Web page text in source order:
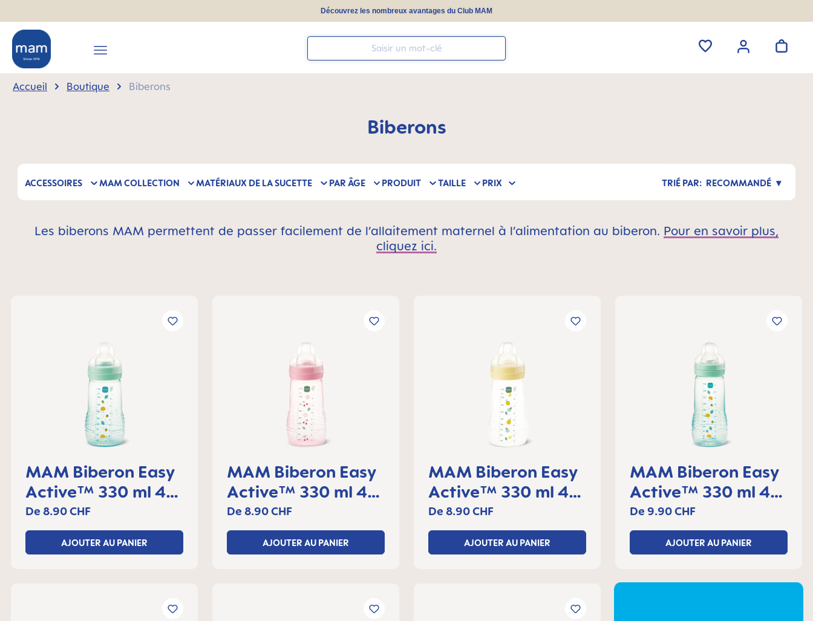
Découvrez les nombreux avantages du Club MAM
Accueil Boutique Biberons
Biberons
ACCESSOIRES MAM COLLECTION MATÉRIAUX DE LA SUCETTE PAR ÂGE PRODUIT TAILLE PRIX RECOMMANDÉ
Les biberons MAM permettent de passer facilement de l’allaitement maternel à l’alimentation au biberon. Pour en savoir plus,
cliquez ici.
MAM Biberon Easy
Active™ 330 ml 4+
mois, lot de 1
De 8.90 CHF
AJOUTER AU PANIER
MAM Biberon Easy
Active™ 330 ml 4+
mois, lot de 1
De 8.90 CHF
AJOUTER AU PANIER
MAM Biberon Easy
Active™ 330 ml 4+
mois, lot de 1
De 8.90 CHF
AJOUTER AU PANIER
MAM Biberon Easy
Active™ 330 ml 4+
mois, lot de 1
De 9.90 CHF
AJOUTER AU PANIER